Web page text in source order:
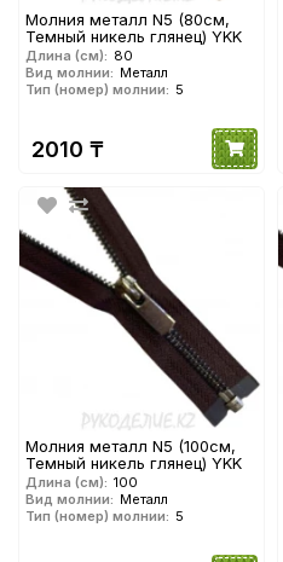
Молния металл N5 (80см,
Темный никель глянец) YKK
Длина (см): 80
Вид молнии: Металл
Тип (номер) молнии: 5
2010 ₸
Молния металл N5 (100см,
Темный никель глянец) YKK
Длина (см): 100
Вид молнии: Металл
Тип (номер) молнии: 5